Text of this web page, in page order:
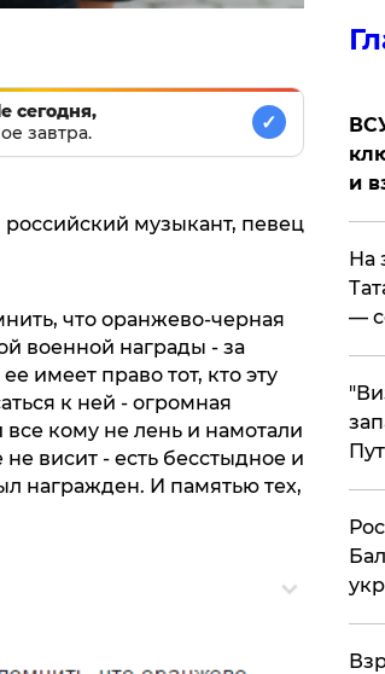
сегодня,
завтра.
✓
музыкант, певец
что оранжево-черная
военной награды - за
имеет право тот, кто эту
к ней - огромная
все кому не лень и намотали
висит - есть бесстыдное и
награжден. И памятью тех,
и
На
—